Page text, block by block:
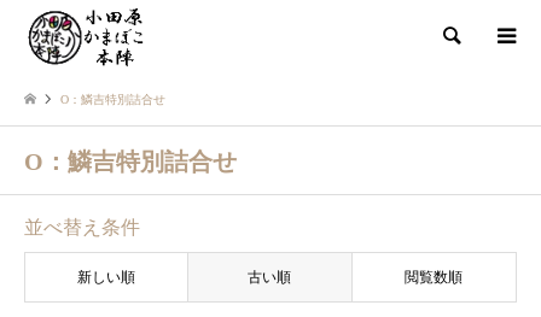
検索
O：鱗吉特別詰合せ
O：鱗吉特別詰合せ
並べ替え条件
新しい順 古い順 閲覧数順